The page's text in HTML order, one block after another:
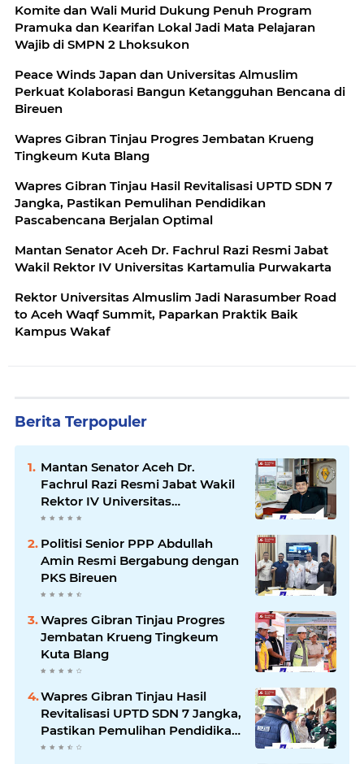
Komite dan Wali Murid Dukung Penuh Program
Pramuka dan Kearifan Lokal Jadi Mata Pelajaran
Wajib di SMPN 2 Lhoksukon
Peace Winds Japan dan Universitas Almuslim
Perkuat Kolaborasi Bangun Ketangguhan Bencana di
Bireuen
Wapres Gibran Tinjau Progres Jembatan Krueng
Tingkeum Kuta Blang
Wapres Gibran Tinjau Hasil Revitalisasi UPTD SDN 7
Jangka, Pastikan Pemulihan Pendidikan
Pascabencana Berjalan Optimal
Mantan Senator Aceh Dr. Fachrul Razi Resmi Jabat
Wakil Rektor IV Universitas Kartamulia Purwakarta
Rektor Universitas Almuslim Jadi Narasumber Road
to Aceh Waqf Summit, Paparkan Praktik Baik
Kampus Wakaf
Berita Terpopuler
Mantan Senator Aceh Dr.
Fachrul Razi Resmi Jabat Wakil
Rektor IV Universitas
Kartamulia Purwakarta
Politisi Senior PPP Abdullah
Amin Resmi Bergabung dengan
PKS Bireuen
Wapres Gibran Tinjau Progres
Jembatan Krueng Tingkeum
Kuta Blang
Wapres Gibran Tinjau Hasil
Revitalisasi UPTD SDN 7 Jangka,
Pastikan Pemulihan Pendidikan
Pascabencana Berjalan Optimal